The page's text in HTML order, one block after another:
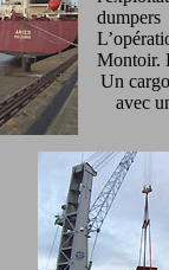
Montoir.
Un
avec